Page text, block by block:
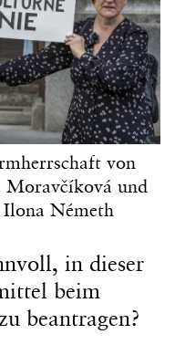
von
und
Németh
in dieser
beim
beantragen?